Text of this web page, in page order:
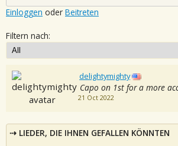
Einloggen oder Beitreten
Filtern nach:
delightymighty
Capo on 1st for a more
21 Oct 2022
LIEDER, DIE IHNEN GEFALLEN KÖNNTEN